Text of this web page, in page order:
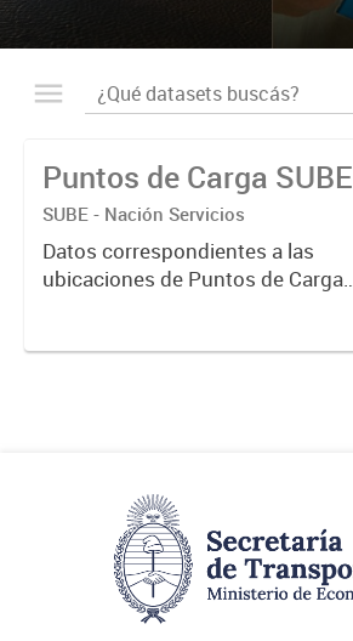
Puntos de Carga SUBE
SUBE - Nación Servicios
Datos correspondientes a las
ubicaciones de Puntos de Carga